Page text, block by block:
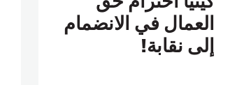
العمال في الانضمام
إلى نقابة!